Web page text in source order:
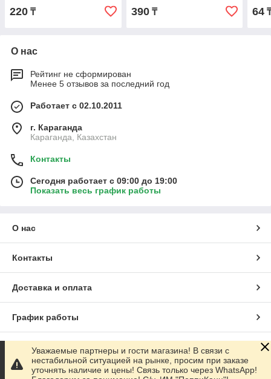
220 ₸ 390₸ 64
О нас
Рейтинг не сформирован
Менее 5 отзывов за последний год
Работает с 02.10.2011
г. Караганда
Караганда, Казахстан
Контакты
Сегодня работает с 09:00 до 19:00
Показать весь график работы
О нас
Контакты
Доставка и оплата
График работы
Полная версия сайта
Сайт создан на маркетплейсе Satu.kz
Уважаемые партнеры и гости магазина! В связи с
нестабильной ситуацией на рынке, просим при заказе
уточнять наличие и цены! Связь только через WhatsApp!